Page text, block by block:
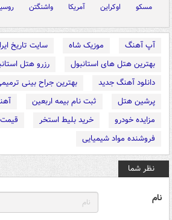
مسکو اوکراین آمریکا واشنگتن
آپ آهنگ موزیک شاه
سایت تاریخ
بهترین هتل های استانبول
رزرو هتل
دانلود آهنگ جدید
بهترین جراح بینی
پرشین هتل
ثبت نام بیمه اربعین
مزایده خودرو
خرید بلیط استخر
فروشنده مواد شیمیایی
نظر شما
نام